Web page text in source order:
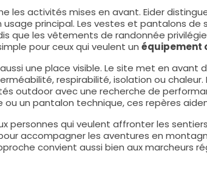
les activités mises en avant. Eider
principal. Les vestes et pantalons
que les vêtements de randonnée
pour ceux qui veulent un équipement
une place visible. Le site met en avant
respirabilité, isolation ou
outdoor avec une recherche de
ou un pantalon technique, ces repères
personnes qui veulent affronter les
accompagner les aventures en
convient aussi bien aux marcheurs